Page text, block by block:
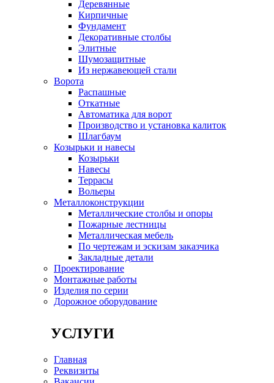
Деревянные
Кирпичные
Фундамент
Декоративные столбы
Элитные
Шумозащитные
Из нержавеющей стали
Ворота
Распашные
Откатные
Автоматика для ворот
Производство и установка калиток
Шлагбаум
Козырьки и навесы
Козырьки
Навесы
Террасы
Вольеры
Металлоконструкции
Металлические столбы и опоры
Пожарные лестницы
Металлическая мебель
По чертежам и эскизам заказчика
Закладные детали
Проектирование
Монтажные работы
Изделия по серии
Дорожное оборудование
УСЛУГИ
Главная
Реквизиты